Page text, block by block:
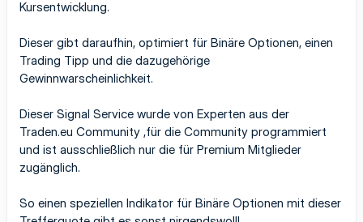
Kursentwicklung.
Dieser gibt daraufhin, optimiert für Binäre Optionen, einen
Trading Tipp und die dazugehörige
Gewinnwarscheinlichkeit.
Dieser Signal Service wurde von Experten aus der
Traden.eu Community ,für die Community programmiert
und ist ausschließlich nur die für Premium Mitglieder
zugänglich.
So einen speziellen Indikator für Binäre Optionen mit dieser